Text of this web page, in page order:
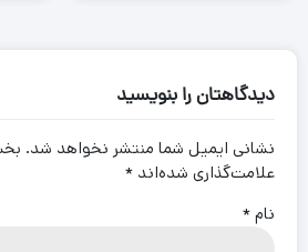
دیدگاهتان را بنویسید
نشانی ایمیل شما منتشر نخواهد شد.
علامت‌گذاری شده‌اند *
نام*